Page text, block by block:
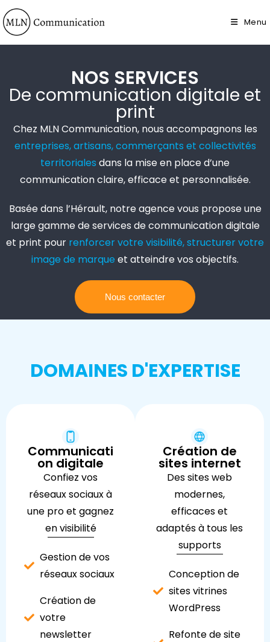
Menu
NOS SERVICES
De communication digitale et
print
Chez MLN Communication, nous accompagnons les
entreprises, artisans, commerçants et collectivités
territoriales dans la mise en place d’une
communication claire, efficace et personnalisée.
Basée dans l’Hérault,notre agence vous propose une
large gamme de services de communication digitale
et print pour renforcer votre visibilité, structurervotre
image de marque et atteindre vos objectifs.
Nous contacter
DOMAINES D'EXPERTISE
Communicati
on digitale
Confiez vos
réseaux sociaux à
une pro et gagnez
en visibilité
Gestion de vos
réseaux sociaux
Création de
votre
newsletter
Création de
sites internet
Des sites web
modernes,
efficaces et
adaptés à tous les
supports
Conception de
sites vitrines
WordPress
Refonte de site